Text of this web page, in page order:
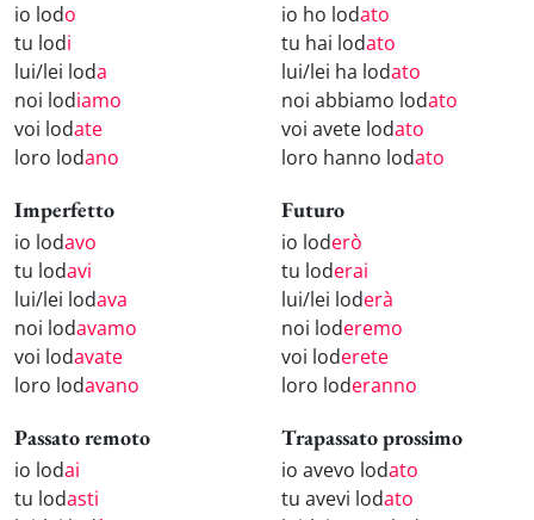
io lodo
tu lodi
lui/lei loda
noi lodiamo
voi lodate
loro lodano
io ho lodato
tu hai lodato
lui/lei ha lodato
noi abbiamo lodato
voi avete lodato
loro hanno lodato
Imperfetto
io lodavo
tu lodavi
lui/lei lodava
noi lodavamo
voi lodavate
loro lodavano
Futuro
io loderò
tu loderai
lui/lei loderà
noi loderemo
voi loderete
loro loderanno
Passato remoto
io lodai
tu lodasti
Trapassato prossimo
io avevo lodato
tu avevi lodato